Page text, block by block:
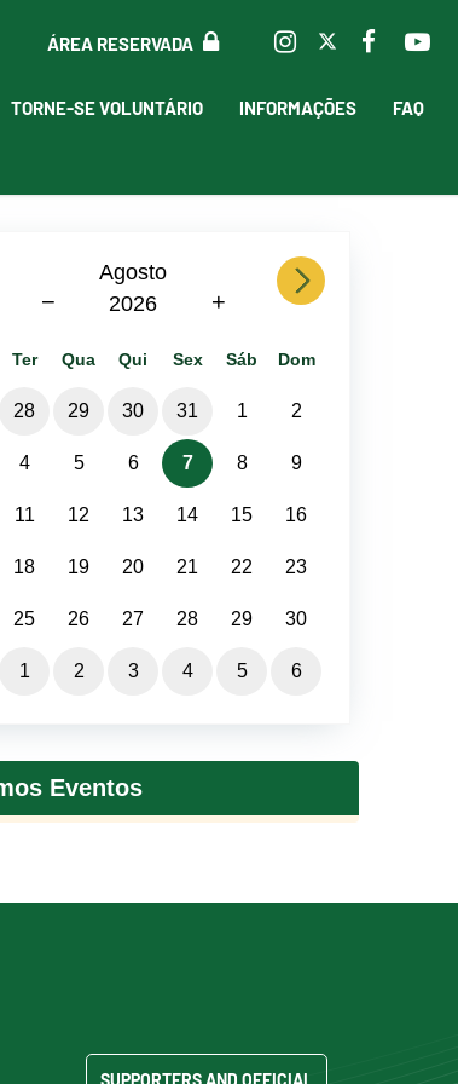
ÁREA RESERVADA
TORNE-SE VOLUNTÁRIO INFORMAÇÕES FAQ
Agosto
2026
− +
next
Ter Qua Qui Sex Sáb Dom
28 29 30 31 1 2
4 5 6 7 8 9
11 12 13 14 15 16
18 19 20 21 22 23
25 26 27 28 29 30
1 2 3 4 5 6
Eventos
SUPPORTERS AND OFFICIAL